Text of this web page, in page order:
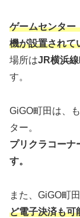
ゲームセンター
機が設置されて
場所はJR横浜
す。
GiGO町田は、
ター。
プリクラコーナ
す。
また、GiGO町田
ど電子決済も可